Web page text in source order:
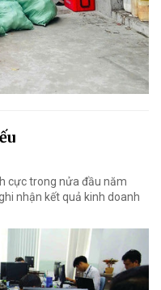
cực trong nửa đầu năm
nhận kết quả kinh doanh